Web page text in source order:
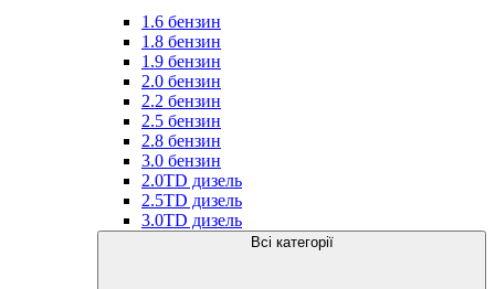
1.6 бензин
1.8 бензин
1.9 бензин
2.0 бензин
2.2 бензин
2.5 бензин
2.8 бензин
3.0 бензин
2.0TD дизель
2.5TD дизель
3.0TD дизель
Всі категорії